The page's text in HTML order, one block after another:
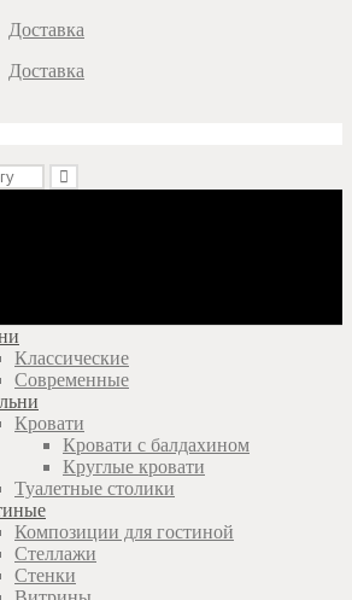
Доставка
Доставка
Классические
Современные
Кровати
Кровати с балдахином
Круглые кровати
Туалетные столики
Композиции для гостиной
Стеллажи
Стенки